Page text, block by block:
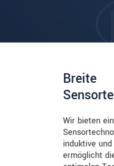
Breite
Wir bieten
induktive
ermöglicht